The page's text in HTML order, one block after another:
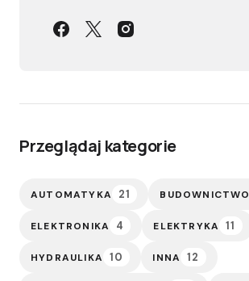
Przeglądaj kategorie
AUTOMATYKA 21 BUDOWNICTWO
ELEKTRONIKA 4 ELEKTRYKA 11
HYDRAULIKA 10 INNA 12